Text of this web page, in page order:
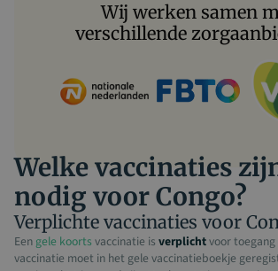
Wij werken samen
verschillende
Welke vaccinaties
nodig voor Congo?
Verplichte vaccinaties voor
Een gele koorts vaccinatie is verplichtvoor
vaccinatie moet in het gele vaccinatieboekje